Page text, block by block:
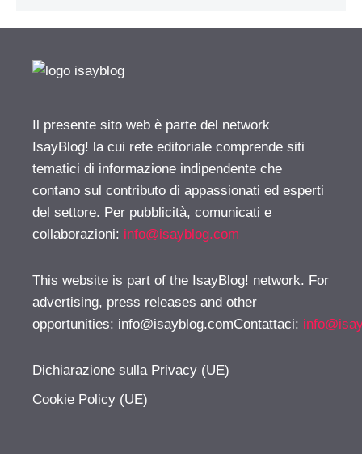
Il presente sito web è parte del network
IsayBlog! la cui rete editoriale comprende siti
tematici di informazione indipendente che
contano sul contributo di appassionati ed esperti
del settore. Per pubblicità, comunicati e
collaborazioni: info@isayblog.com
This website is part of the IsayBlog! network. For
advertising, press releases and other
opportunities: info@isayblog.comContattaci:
Dichiarazione sulla Privacy (UE)
Cookie Policy (UE)